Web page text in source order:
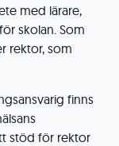
med lärare,
skolan. Som
rektor, som
finns
stöd för rektor